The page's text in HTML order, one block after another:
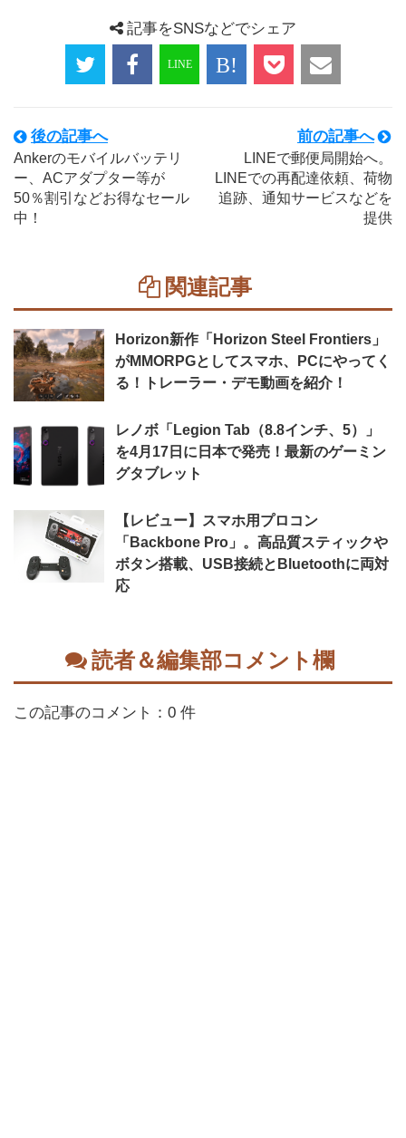
記事をSNSなどでシェア
後の記事へ
Ankerのモバイルバッテリ
ー、ACアダプター等が
50％割引などお得なセール
中！
前の記事へ
LINEで郵便局開始へ。
LINEでの再配達依頼、荷物
追跡、通知サービスなどを
提供
関連記事
Horizon新作「Horizon Steel Frontiers」
がMMORPGとしてスマホ、PCにやってく
る！トレーラー・デモ動画を紹介！
レノボ「Legion Tab（8.8インチ、5）」
を4月17日に日本で発売！最新のゲーミン
グタブレット
【レビュー】スマホ用プロコン
「Backbone Pro」。高品質スティックや
ボタン搭載、USB接続とBluetoothに両対
応
読者＆編集部コメント欄
この記事のコメント：0 件